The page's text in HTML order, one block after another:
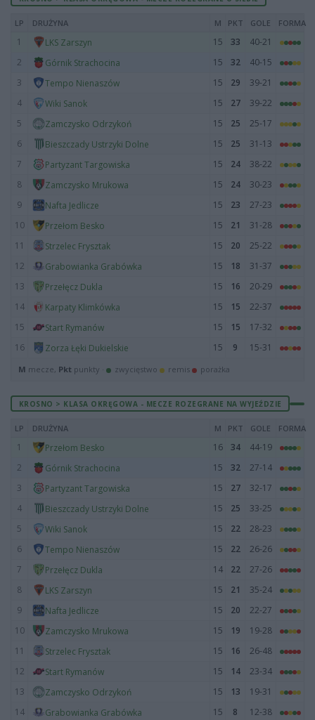
LP DRUŻYNA M PKT GOLE FORMA
1 LKS Zarszyn 15 33
40-21
2
Górnik Strachocina 15 32
40-15
3
Tempo Nienaszów 15 29
39-21
4
Wiki Sanok 15 27
39-22
5
Zamczysko Odrzykoń 15 25
25-17
6
Bieszczady Ustrzyki Dolne 15 25
31-13
7
Partyzant Targowiska 15 24
38-22
8
Zamczysko Mrukowa 15 24
30-23
9
Nafta Jedlicze 15 23
27-23
10
Przełom Besko 15 21
31-28
11
Strzelec Frysztak 15 20
25-22
12
Grabowianka Grabówka 15 18
31-37
13
Przełęcz Dukla 15 16
20-29
14
Karpaty Klimkówka 15 15
22-37
15
Start Rymanów 15 15
17-32
16
Zorza Łęki Dukielskie 15 9 15-31
M mecze, Pkt punkty · zwycięstwo remis porażka
KROSNO > KLASA OKRĘGOWA - MECZE ROZEGRANE NA WYJEŹDZIE
LP DRUŻYNA M PKT GOLE FORMA
1 Przełom Besko 16 34
44-19
2
Górnik Strachocina 15 32
27-14
3
Partyzant Targowiska 15 27
32-17
4
Bieszczady Ustrzyki Dolne 15 25
33-25
5
Wiki Sanok 15 22
28-23
6
Tempo Nienaszów 15 22
26-26
7
Przełęcz Dukla 14 22
27-26
8
LKS Zarszyn 15 21
35-24
9
Nafta Jedlicze 15 20
22-27
10
Zamczysko Mrukowa 15 19
19-28
11
Strzelec Frysztak 15 16
26-48
12
Start Rymanów 15 14
23-34
13
Zamczysko Odrzykoń 15 13
19-31
14
Grabowianka Grabówka 15 8
12-38